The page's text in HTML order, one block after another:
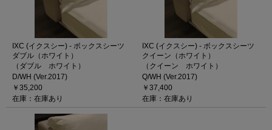
IXC (イクスシー) - ボックスシーツ
ダブル（ホワイト）
（ダブル ホワイト）
D/WH (Ver.2017)
￥35,200
在庫：在庫あり
IXC (イクスシー) - ボックスシーツ
クイーン（ホワイト）
（クイーン ホワイト）
Q/WH (Ver.2017)
￥37,400
在庫：在庫あり